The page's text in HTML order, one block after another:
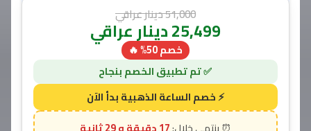
51,000دينار عراقي
25,499دينار عراقي
خصم 50% 🔥